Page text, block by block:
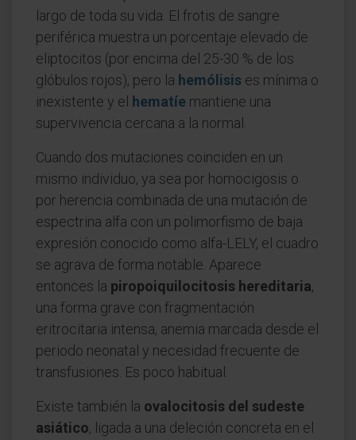
largo de toda su vida. El frotis de sangre
periférica muestra un porcentaje elevado de
eliptocitos (por encima del 25-30 % de los
glóbulos rojos), pero la hemólisis es mínima o
inexistente y el
hematíe mantiene una
supervivencia cercana a la normal.
Cuando dos mutaciones coinciden en un
mismo individuo, ya sea por homocigosis o
por herencia combinada de una mutación de
espectrina alfa con un polimorfismo de baja
expresión conocido como alfa-LELY, el cuadro
se agrava de forma notable. Aparece
entonces la piropoiquilocitosis hereditaria,
una forma grave con fragmentación
eritrocitaria intensa, anemia marcada desde el
periodo neonatal y necesidad frecuente de
transfusiones. Es poco habitual.
Existe también la ovalocitosis del sudeste
asiático, ligada a una deleción concreta en el